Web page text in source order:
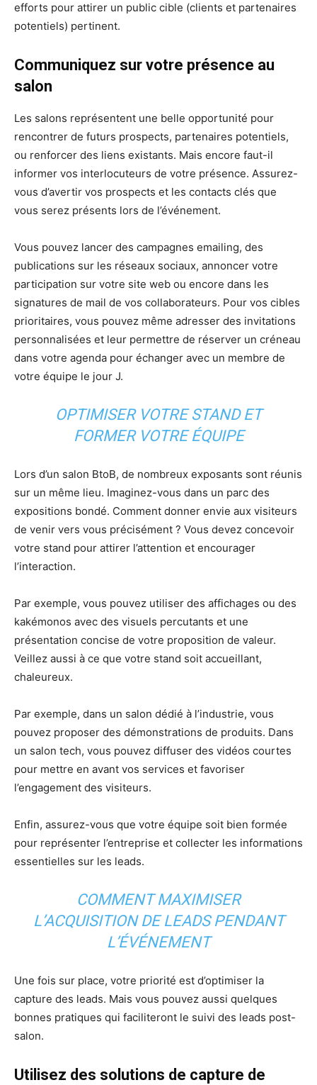
efforts pour attirer un public cible (clients et partenaires
potentiels) pertinent.
Communiquez sur votre présence au
salon
Les salons représentent une belle opportunité pour
rencontrer de futurs prospects, partenaires potentiels,
ou renforcer des liens existants. Mais encore faut-il
informer vos interlocuteurs de votre présence. Assurez-
vous d’avertir vos prospects et les contacts clés que
vous serez présents lors de l’événement.
Vous pouvez lancer des campagnes emailing, des
publications sur les réseaux sociaux, annoncer votre
participation sur votre site web ou encore dans les
signatures de mail de vos collaborateurs. Pour vos cibles
prioritaires, vous pouvez même adresser des invitations
personnalisées et leur permettre de réserver un créneau
dans votre agenda pour échanger avec un membre de
votre équipe le jour J.
OPTIMISER VOTRE STAND ET
FORMER VOTRE ÉQUIPE
Lors d’un salon BtoB, de nombreux exposants sont réunis
sur un même lieu. Imaginez-vous dans un parc des
expositions bondé. Comment donner envie aux visiteurs
de venir vers vous précisément ? Vous devez concevoir
votre stand pour attirer l’attention et encourager
l’interaction.
Par exemple, vous pouvez utiliser des affichages ou des
kakémonos avec des visuels percutants et une
présentation concise de votre proposition de valeur.
Veillez aussi à ce que votre stand soit accueillant,
chaleureux.
Par exemple, dans un salon dédié à l’industrie, vous
pouvez proposer des démonstrations de produits. Dans
un salon tech, vous pouvez diffuser des vidéos courtes
pour mettre en avant vos services et favoriser
l’engagement des visiteurs.
Enfin, assurez-vous que votre équipe soit bien formée
pour représenter l’entreprise et collecter les informations
essentielles sur les leads.
COMMENT MAXIMISER
L’ACQUISITION DE LEADS PENDANT
L’ÉVÉNEMENT
Une fois sur place, votre priorité est d’optimiser la
capture des leads. Mais vous pouvez aussi quelques
bonnes pratiques qui faciliteront le suivi des leads post-
salon.
Utilisez des solutions de capture de